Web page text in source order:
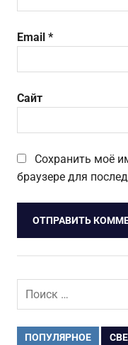
Email *
Сайт
Сохранить моё
браузере для
Поиск
ПОПУЛЯРНОЕ